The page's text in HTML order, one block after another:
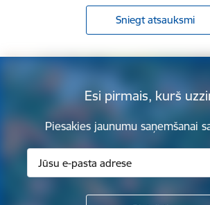
Sniegt atsauksmi
Esi pirmais, kurš
Piesakies jaunumu saņemšanai